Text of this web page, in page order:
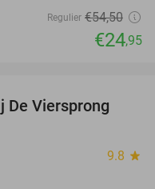
Regulier €54,50
€24,95
31%
De Viersprong
9.8 star